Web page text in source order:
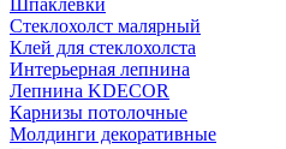
Шпаклевки
Стеклохолст малярный
Клей для стеклохолста
Интерьерная лепнина
Лепнина KDECOR
Карнизы потолочные
Молдинги декоративные